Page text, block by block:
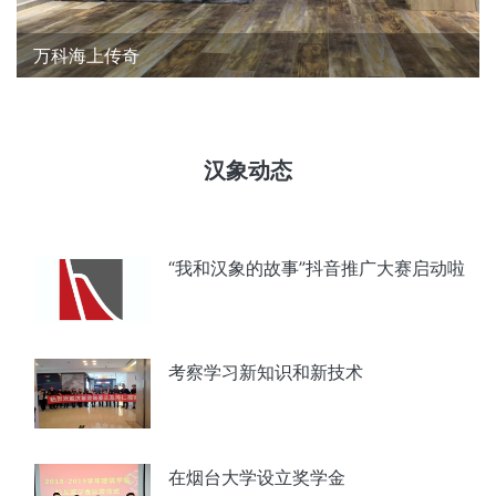
万科海上传奇
汉象动态
“我和汉象的故事”抖音推广大赛启动啦
考察学习新知识和新技术
在烟台大学设立奖学金